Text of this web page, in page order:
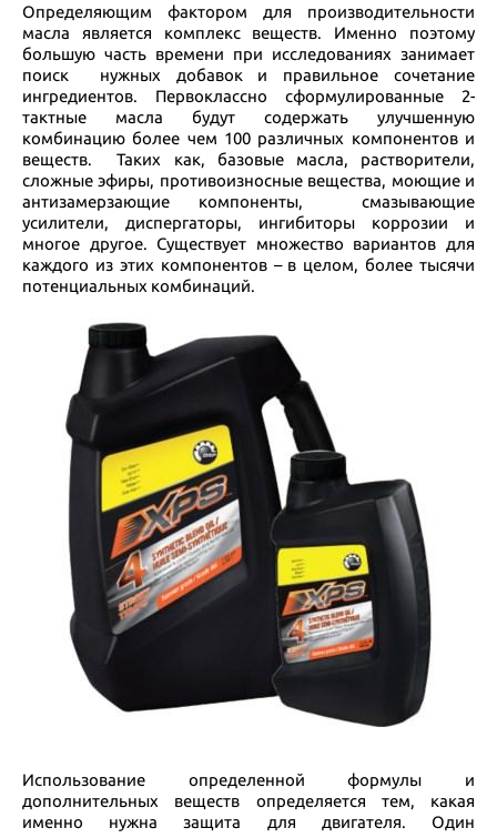
Определяющим фактором для производительности
масла является комплекс веществ. Именно поэтому
большую часть времени при исследованиях занимает
поиск нужных добавок и правильное сочетание
ингредиентов. Первоклассно сформулированные 2-
тактные масла будут содержать улучшенную
комбинацию более чем 100 различных компонентов и
веществ. Таких как, базовые масла, растворители,
сложные эфиры, противоизносные вещества, моющие и
антизамерзающие компоненты, смазывающие
усилители, диспергаторы, ингибиторы коррозии и
многое другое. Существует множество вариантов для
каждого из этих компонентов – в целом, более тысячи
потенциальных комбинаций.
Использование определенной формулы и
дополнительных веществ определяется тем, какая
именно нужна защита для двигателя. Один